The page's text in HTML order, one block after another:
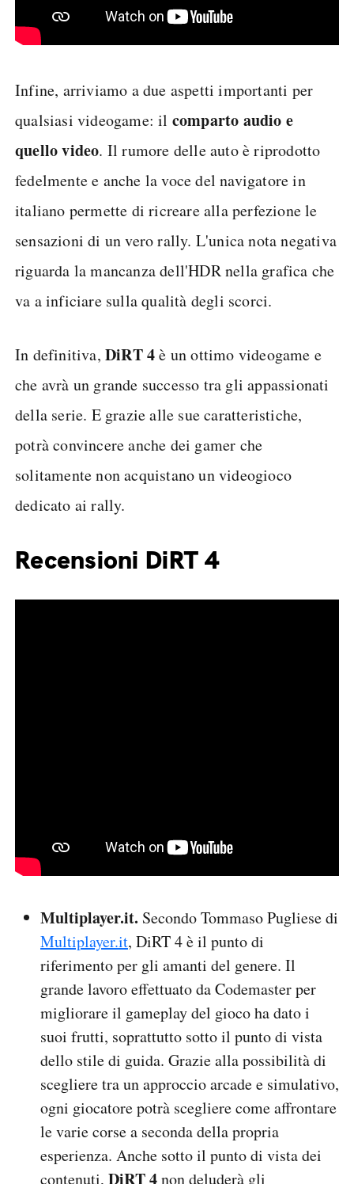
Infine, arriviamo a due aspetti importanti per
qualsiasi videogame: il comparto audio e
quello video. Il rumore delle auto è riprodotto
fedelmente e anche la voce del navigatore in
italiano permette di ricreare alla perfezione le
sensazioni di un vero rally. L'unica nota negativa
riguarda la mancanza dell'HDR nella grafica che
va a inficiare sulla qualità degli scorci.
In definitiva, DiRT 4è un ottimo videogame e
che avrà un grande successo tra gli appassionati
della serie. E grazie alle sue caratteristiche,
potrà convincere anche dei gamer che
solitamente non acquistano un videogioco
dedicato ai rally.
Recensioni DiRT 4
Multiplayer.it. Secondo Tommaso Pugliese di
Multiplayer.it, DiRT 4 è il punto di
riferimento per gli amanti del genere. Il
grande lavoro effettuato da Codemaster per
migliorare il gameplay del gioco ha dato i
suoi frutti, soprattutto sotto il punto di vista
dello stile di guida. Grazie alla possibilità di
scegliere tra un approccio arcade e simulativo,
ogni giocatore potrà scegliere come affrontare
le varie corse a seconda della propria
esperienza. Anche sotto il punto di vista dei
contenuti, DiRT 4non deluderà gli